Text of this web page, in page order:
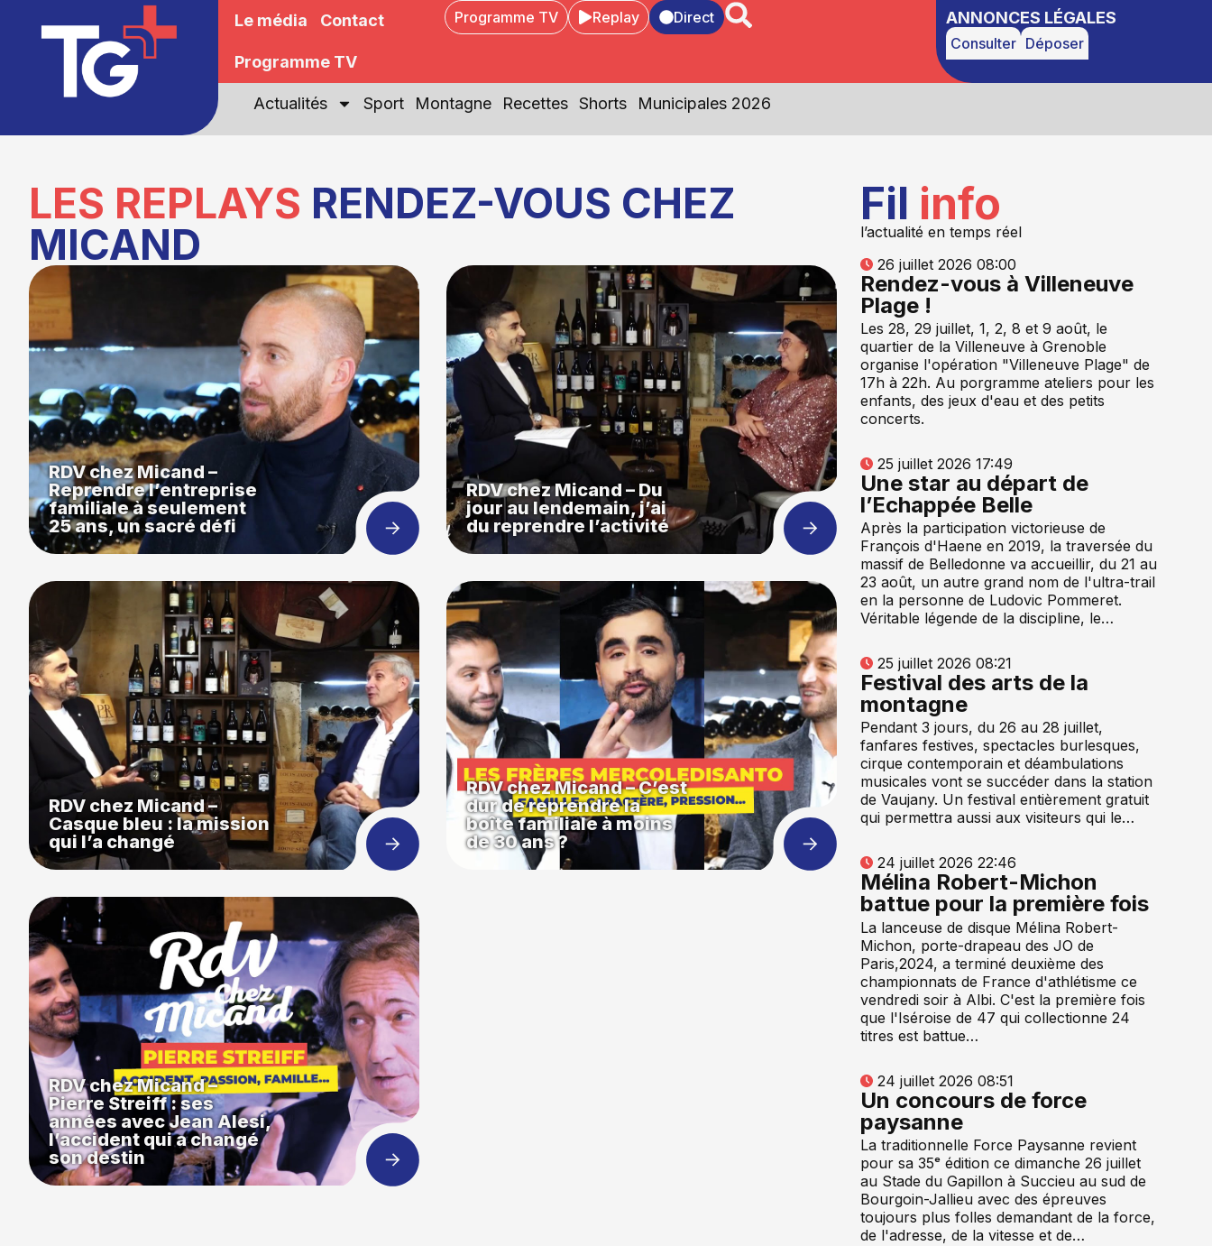
Le média Contact
Programme TV
Programme TV Replay Direct ANNONCES LÉGALES
Consulter Déposer
Actualités Sport Montagne Recettes Shorts Municipales 2026
LES REPLAYS RENDEZ-VOUS CHEZ
MICAND
RDV chez Micand –
Reprendre l’entreprise
familiale à seulement
25 ans, un sacré défi
RDV chez Micand – Du
jour au lendemain, j’ai
du reprendre l’activité
RDV chez Micand –
Casque bleu : la mission
qui l’a changé
RDV chez Micand – C’est
dur de reprendre la
boîte familiale à moins
de 30 ans ?
RDV chez Micand –
Pierre Streiff : ses
années avec Jean Alesi,
l’accident qui a changé
son destin
Fil info
l’actualité en temps réel
26 juillet 2026 08:00
Rendez-vous à Villeneuve
Plage !
Les 28, 29 juillet, 1, 2, 8 et 9 août, le
quartier de la Villeneuve à Grenoble
organise l'opération "Villeneuve Plage" de
17h à 22h. Au porgramme ateliers pour les
enfants, des jeux d'eau et des petits
concerts.
25 juillet 2026 17:49
Une star au départ de
l’Echappée Belle
Après la participation victorieuse de
François d'Haene en 2019, la traversée du
massif de Belledonne va accueillir, du 21 au
23 août, un autre grand nom de l'ultra-trail
en la personne de Ludovic Pommeret.
Véritable légende de la discipline, le…
25 juillet 2026 08:21
Festival des arts de la
montagne
Pendant 3 jours, du 26 au 28 juillet,
fanfares festives, spectacles burlesques,
cirque contemporain et déambulations
musicales vont se succéder dans la station
de Vaujany. Un festival entièrement gratuit
qui permettra aussi aux visiteurs qui le…
24 juillet 2026 22:46
Mélina Robert-Michon
battue pour la première fois
La lanceuse de disque Mélina Robert-
Michon, porte-drapeau des JO de
Paris,2024, a terminé deuxième des
championnats de France d'athlétisme ce
vendredi soir à Albi. C'est la première fois
que l'Iséroise de 47 qui collectionne 24
titres est battue…
24 juillet 2026 08:51
Un concours de force
paysanne
La traditionnelle Force Paysanne revient
pour sa 35ᵉ édition ce dimanche 26 juillet
au Stade du Gapillon à Succieu au sud de
Bourgoin-Jallieu avec des épreuves
toujours plus folles demandant de la force,
de l'adresse, de la vitesse et de…